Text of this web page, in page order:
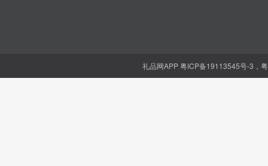
礼品网APP粤ICP备19113545号-3，